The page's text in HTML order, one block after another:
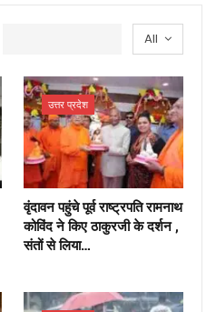
All
उत्तर प्रदेश
वृंदावन पहुंचे पूर्व राष्ट्रपति रामनाथ
कोविंद ने किए ठाकुरजी के दर्शन ,
संतों से लिया…